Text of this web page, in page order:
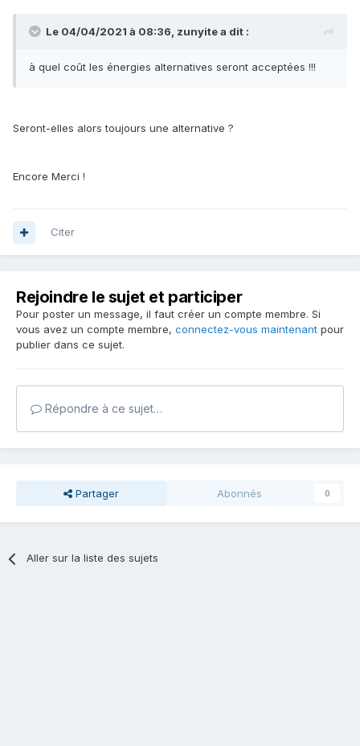
Le 04/04/2021 à 08:36, zunyitea dit :
à quel coût les énergies alternatives seront acceptées !!!
Seront-elles alors toujours une alternative ?
Encore Merci !
Citer
Rejoindre le sujet et participer
Pour poster un message, il faut créer un compte membre. Si
vous avez un compte membre, connectez-vous maintenant pour
publier dans ce sujet.
Répondre à ce sujet…
Partager Abonnés 0
Aller sur la liste des sujets